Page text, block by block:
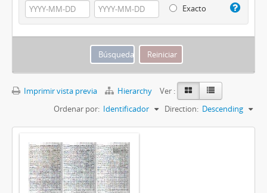
Exacto
Imprimir vista previa Hierarchy
Ver :
Ordenar por: Identificador Direction: Descending